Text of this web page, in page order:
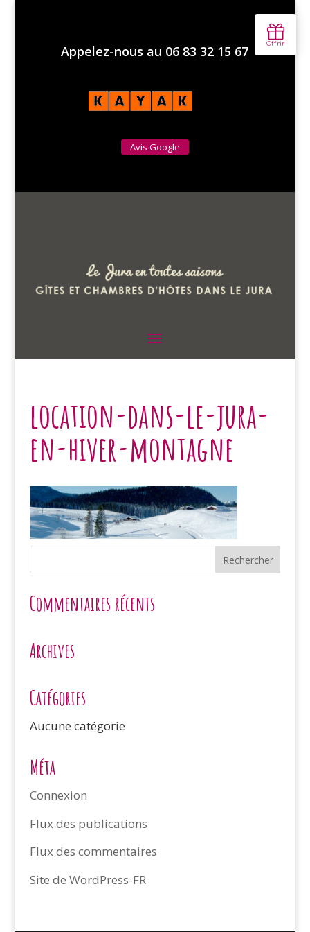
Appelez-nous au 06 83 32 15 67
Avis Google
location-dans-le-jura-
en-hiver-montagne
Commentaires récents
Archives
Catégories
Aucune catégorie
Méta
Connexion
Flux des publications
Flux des commentaires
Site de WordPress-FR